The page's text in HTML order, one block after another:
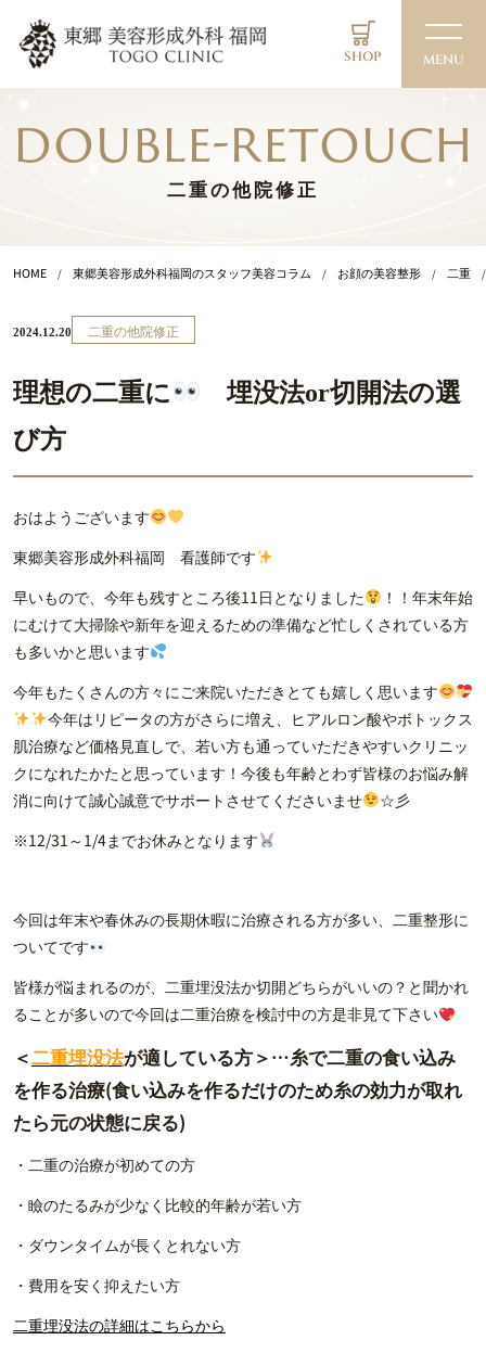
SHOP MENU
double-retouch
二重の他院修正
HOME 東郷美容形成外科福岡のスタッフ美容コラム お顔の美容整形 二重
2024.12.20 二重の他院修正
理想の二重に
埋没法or切開法の選
び方
おはようございます
東郷美容形成外科福岡 看護師です
早いもので、今年も残すところ後11日となりました
！！年末年始
にむけて大掃除や新年を迎えるための準備など忙しくされている方
も多いかと思います
今年もたくさんの方々にご来院いただきとても嬉しく思います
今年はリピータの方がさらに増え、ヒアルロン酸やボトックス
肌治療など価格見直しで、若い方も通っていただきやすいクリニッ
クになれたかたと思っています！今後も年齢とわず皆様のお悩み解
消に向けて誠心誠意でサポートさせてくださいませ
☆彡
※12/31～1/4までお休みとなります
今回は年末や春休みの長期休暇に治療される方が多い、二重整形に
ついてです
皆様が悩まれるのが、二重埋没法か切開どちらがいいの？と聞かれ
ることが多いので今回は二重治療を検討中の方是非見て下さい
＜二重埋没法が適している方＞…糸で二重の食い込み
を作る治療(食い込みを作るだけのため糸の効力が取れ
たら元の状態に戻る)
・二重の治療が初めての方
・瞼のたるみが少なく比較的年齢が若い方
・ダウンタイムが長くとれない方
・費用を安く抑えたい方
二重埋没法の詳細はこちらから